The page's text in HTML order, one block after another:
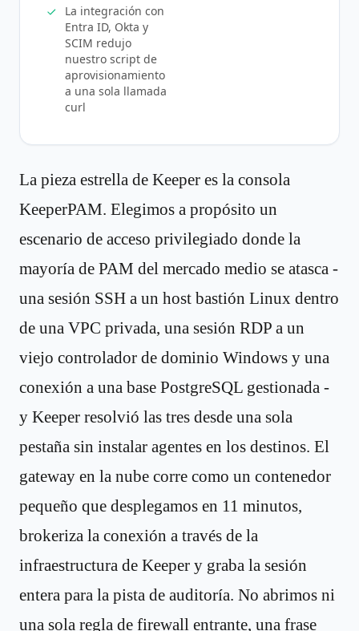
La integración con
Entra ID, Okta y
SCIM redujo
nuestro script de
aprovisionamiento
a una sola llamada
curl
La pieza estrella de Keeper es la consola
KeeperPAM. Elegimos a propósito un
escenario de acceso privilegiado donde la
mayoría de PAM del mercado medio se atasca -
una sesión SSH a un host bastión Linux dentro
de una VPC privada, una sesión RDP a un
viejo controlador de dominio Windows y una
conexión a una base PostgreSQL gestionada -
y Keeper resolvió las tres desde una sola
pestaña sin instalar agentes en los destinos. El
gateway en la nube corre como un contenedor
pequeño que desplegamos en 11 minutos,
brokeriza la conexión a través de la
infraestructura de Keeper y graba la sesión
entera para la pista de auditoría. No abrimos ni
una sola regla de firewall entrante, una frase